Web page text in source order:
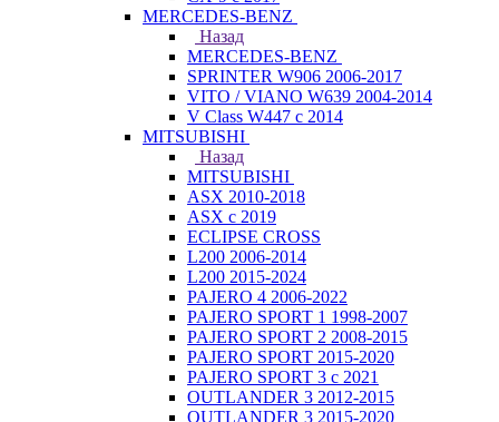
MERCEDES-BENZ
Назад
MERCEDES-BENZ
SPRINTER W906 2006-2017
VITO / VIANO W639 2004-2014
V Class W447 с 2014
MITSUBISHI
Назад
MITSUBISHI
ASX 2010-2018
ASX с 2019
ECLIPSE CROSS
L200 2006-2014
L200 2015-2024
PAJERO 4 2006-2022
PAJERO SPORT 1 1998-2007
PAJERO SPORT 2 2008-2015
PAJERO SPORT 2015-2020
PAJERO SPORT 3 с 2021
OUTLANDER 3 2012-2015
OUTLANDER 3 2015-2020